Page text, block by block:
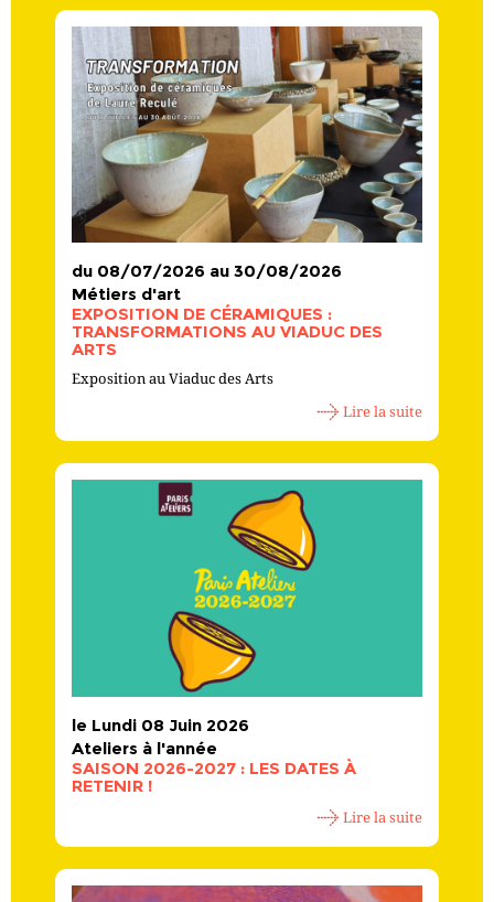
du 08/07/2026 au 30/08/2026
Métiers d'art
EXPOSITION DE CÉRAMIQUES :
TRANSFORMATIONS AU VIADUC DES
ARTS
Exposition au Viaduc des Arts
Lire la suite
le Lundi 08 Juin 2026
Ateliers à l'année
SAISON 2026-2027 : LES DATES À
RETENIR !
Lire la suite